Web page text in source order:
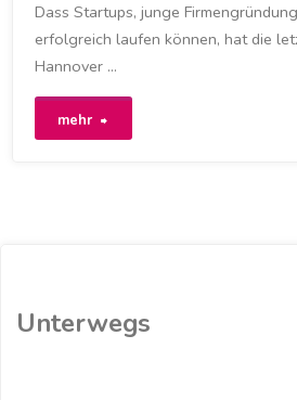
Dass Startups, junge
erfolgreich laufen können, hat die
Hannover …
mehr
ich
Unterwegs